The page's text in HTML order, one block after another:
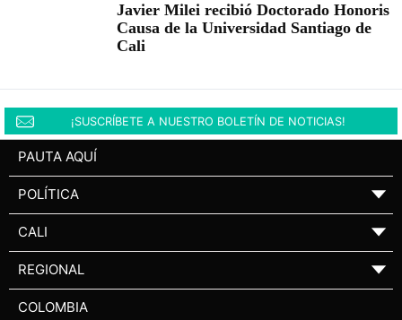
Javier Milei recibió Doctorado Honoris
Causa de la Universidad Santiago de
Cali
¡SUSCRÍBETE A NUESTRO BOLETÍN DE NOTICIAS!
PAUTA AQUÍ
POLÍTICA ▼
CALI ▼
REGIONAL ▼
COLOMBIA